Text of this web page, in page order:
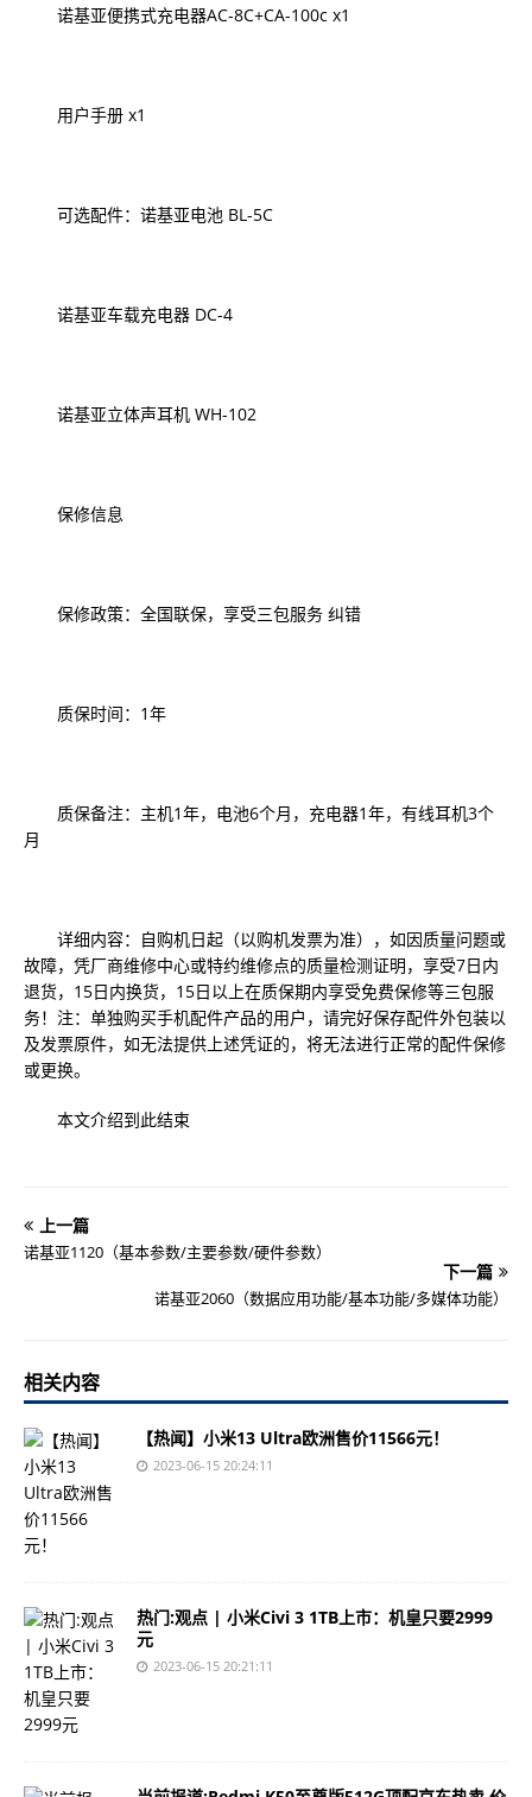
诺基亚便携式充电器AC-8C+CA-100c x1
用户手册 x1
可选配件：诺基亚电池 BL-5C
诺基亚车载充电器 DC-4
诺基亚立体声耳机 WH-102
保修信息
保修政策：全国联保，享受三包服务 纠错
质保时间：1年
质保备注：主机1年，电池6个月，充电器1年，有线耳机3个
月
详细内容：自购机日起（以购机发票为准），如因质量问题或
故障，凭厂商维修中心或特约维修点的质量检测证明，享受7日内
退货，15日内换货，15日以上在质保期内享受免费保修等三包服
务！注：单独购买手机配件产品的用户，请完好保存配件外包装以
及发票原件，如无法提供上述凭证的，将无法进行正常的配件保修
或更换。
本文介绍到此结束
上一篇
诺基亚1120（基本参数/主要参数/硬件参数）
下一篇
诺基亚2060（数据应用功能/基本功能/多媒体功能）
相关内容
【热闻】小米13 Ultra欧洲售价11566元！
2023-06-15 20:24:11
热门:观点 | 小米Civi 3 1TB上市：机皇只要2999
元
2023-06-15 20:21:11